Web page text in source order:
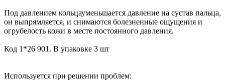
Под давлением кольцауменьшается давление на сустав пальца,
он выпрямляется, и снимаются болезненные ощущения и
огрубелость кожи в месте постоянного давления.
Код 1*26 901. В упаковке 3 шт
Используется при решении проблем: